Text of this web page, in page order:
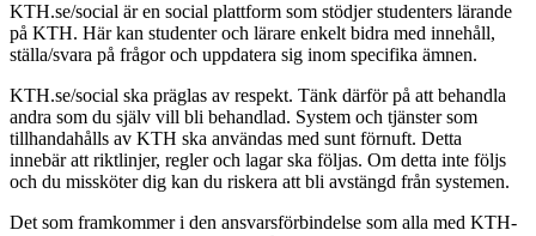
KTH.se/social är en social plattform som stödjer studenters lärande
på KTH. Här kan studenter och lärare enkelt bidra med innehåll,
ställa/svara på frågor och uppdatera sig inom specifika ämnen.
KTH.se/social ska präglas av respekt. Tänk därför på att behandla
andra som du själv vill bli behandlad. System och tjänster som
tillhandahålls av KTH ska användas med sunt förnuft. Detta
innebär att riktlinjer, regler och lagar ska följas. Om detta inte följs
och du missköter dig kan du riskera att bli avstängd från systemen.
Det som framkommer i den ansvarsförbindelse som alla med KTH-